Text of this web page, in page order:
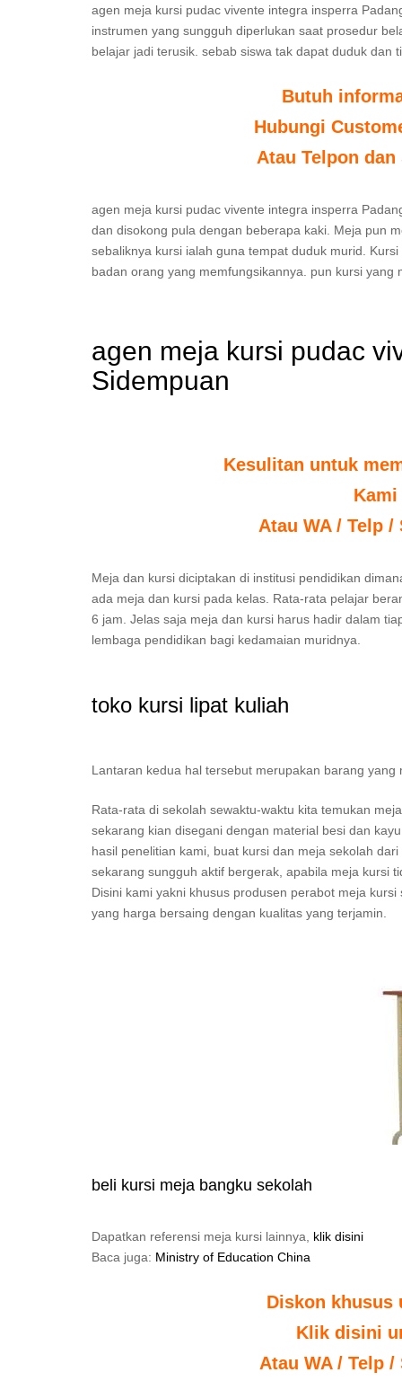
agen meja kursi pudac vivente integra insperra
instrumen yang sungguh diperlukan saat prosedur
belajar jadi terusik. sebab siswa tak dapat duduk dan
Butuh
Hubungi
Atau Telpon dan
agen meja kursi pudac vivente integra insperra
dan disokong pula dengan beberapa kaki. Meja pun
sebaliknya kursi ialah guna tempat duduk murid.
badan orang yang memfungsikannya. pun kursi yang
agen meja kursi pudac
Sidempuan
Kesulitan untuk
Atau WA / Telp /
Meja dan kursi diciptakan di institusi pendidikan
ada meja dan kursi pada kelas. Rata-rata pelajar
6 jam. Jelas saja meja dan kursi harus hadir dalam
lembaga pendidikan bagi kedamaian muridnya.
toko kursi lipat kuliah
Lantaran kedua hal tersebut merupakan barang
Rata-rata di sekolah sewaktu-waktu kita temukan
sekarang kian disegani dengan material besi dan
hasil penelitian kami, buat kursi dan meja sekolah
sekarang sungguh aktif bergerak, apabila meja kursi
Disini kami yakni khusus produsen perabot meja
yang harga bersaing dengan kualitas yang terjamin.
beli kursi meja bangku sekolah
Dapatkan referensi meja kursi lainnya, klik disini
Baca juga: Ministry of Education China
Diskon khusus
Klik disini
Atau WA / Telp /